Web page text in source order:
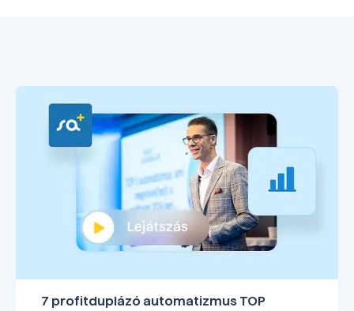
7 profitduplázó automatizmus TOP